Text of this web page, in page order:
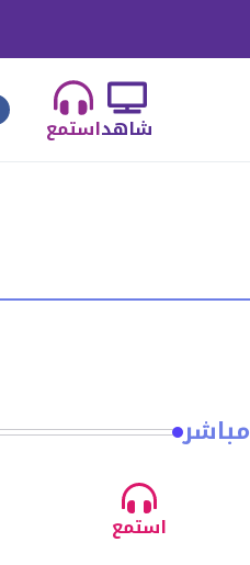
استمعشاهد
مباشر
استمع